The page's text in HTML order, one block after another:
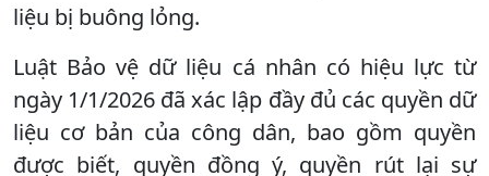
liệu bị buông lỏng.
Luật Bảo vệ dữ liệu cá nhân có hiệu lực từ
ngày 1/1/2026 đã xác lập đầy đủ các quyền dữ
liệu cơ bản của công dân, bao gồm quyền
được biết, quyền đồng ý, quyền rút lại sự